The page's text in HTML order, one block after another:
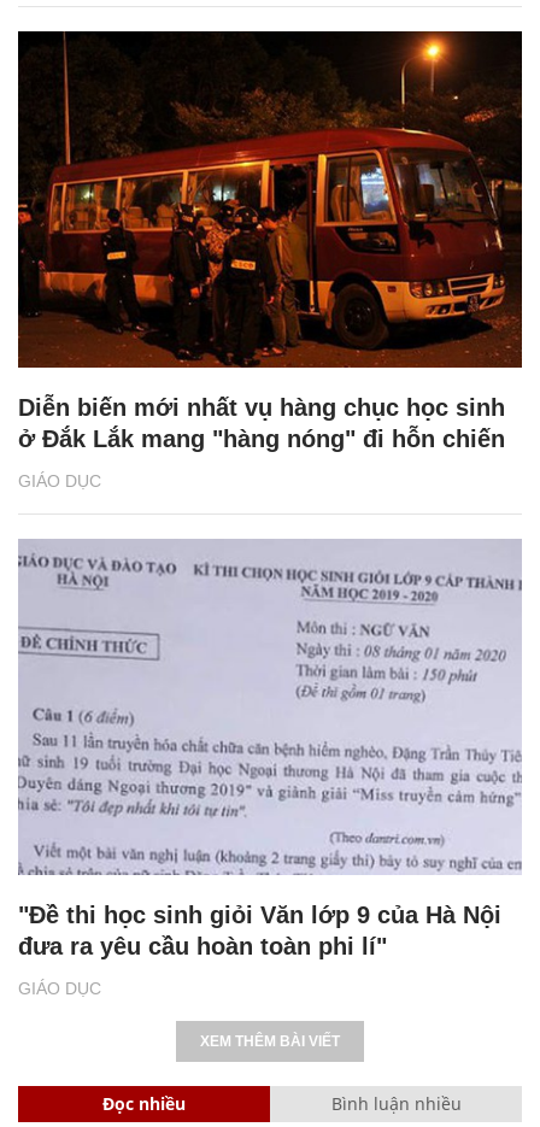
GIÁO DỤC
Diễn biến mới nhất vụ hàng chục học sinh
ở Đắk Lắk mang "hàng nóng" đi hỗn chiến
GIÁO DỤC
"Đề thi học sinh giỏi Văn lớp 9 của Hà Nội
đưa ra yêu cầu hoàn toàn phi lí"
XEM THÊM BÀI VIẾT
Đọc nhiều Bình luận nhiều